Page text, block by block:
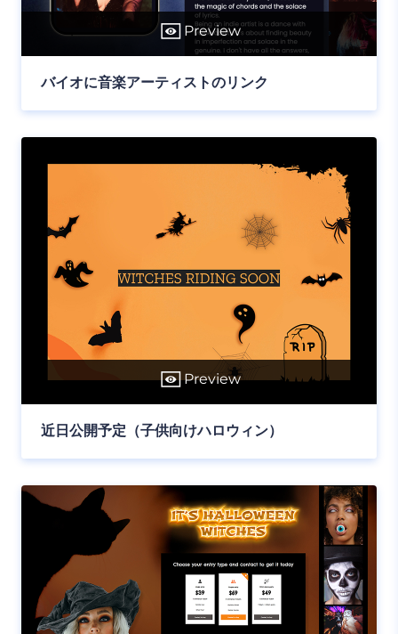
Preview
バイオに音楽アーティストのリンク
Preview
近日公開予定（子供向けハロウィン）